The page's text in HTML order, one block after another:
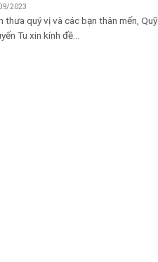
2023
thưa quý vị và các bạn thân mến, Quỹ
Tu xin kính đề...